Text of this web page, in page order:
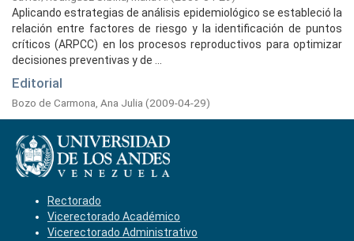
Aplicando estrategias de análisis epidemiológico se estableció la
relación entre factores de riesgo y la identificación de puntos
críticos (ARPCC) en los procesos reproductivos para optimizar
decisiones preventivas y de ...
Editorial
Bozo de Carmona, Ana Julia (2009-04-29)
Rectorado
Vicerectorado Académico
Vicerectorado Administrativo